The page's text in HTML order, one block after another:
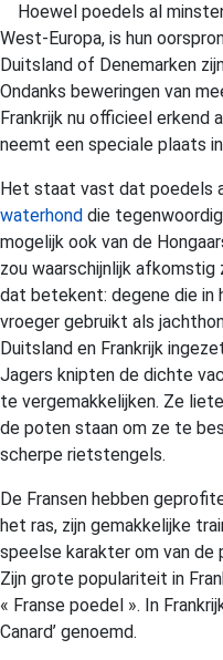
Hoewel poedels al
West-Europa, is hun
Duitsland of Denemarken
Ondanks beweringen van
Frankrijk nu officieel erkend
neemt een speciale plaats
Het staat vast dat poedels
waterhond die
mogelijk ook van de
zou waarschijnlijk afkomstig
dat betekent: degene die
vroeger gebruikt als
Duitsland en Frankrijk
Jagers knipten de dichte
te vergemakkelijken. Ze
de poten staan om ze te
scherpe rietstengels.
De Fransen hebben
het ras, zijn gemakkelijke
speelse karakter om van
Zijn grote populariteit in
« Franse poedel ». In
Canard’ genoemd.